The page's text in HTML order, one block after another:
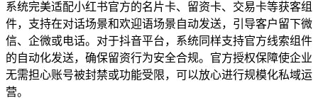
系统完美适配小红书官方的名片卡、留资卡、交易卡等获客组
件，支持在对话场景和欢迎语场景自动发送，引导客户留下微
信、企微或电话。对于抖音平台，系统同样支持官方线索组件
的自动化发送，确保留资行为安全合规。官方授权保障使企业
无需担心账号被封禁或功能受限，可以放心进行规模化私域运
营。